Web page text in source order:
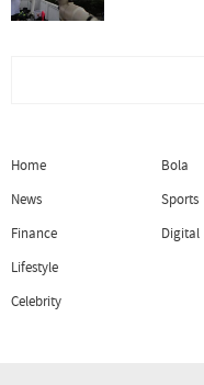
Home
News
Finance
Lifestyle
Celebrity
Bola
Sports
Digital